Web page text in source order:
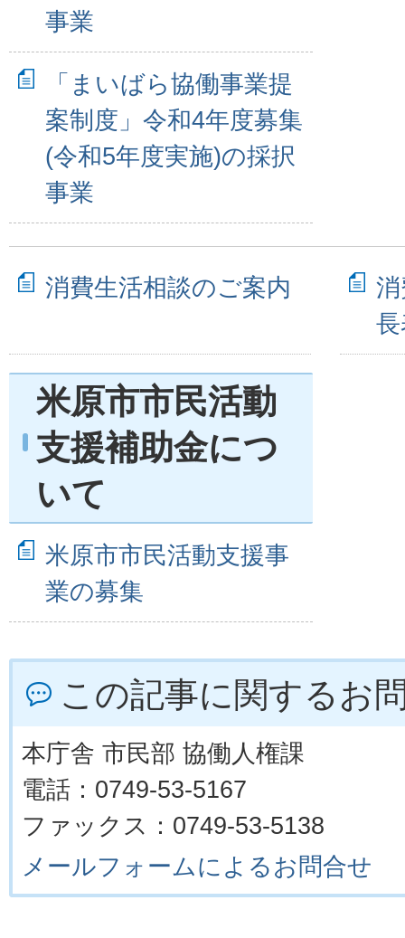
事業
「まいばら協働事業提
案制度」令和4年度募集
(令和5年度実施)の採択
事業
消費生活相談のご案内
米原市市民活動
支援補助金につ
いて
米原市市民活動支援事
業の募集
この記事に関するお
本庁舎 市民部 協働人権課
電話：0749-53-5167
ファックス：0749-53-5138
メールフォームによるお問合せ